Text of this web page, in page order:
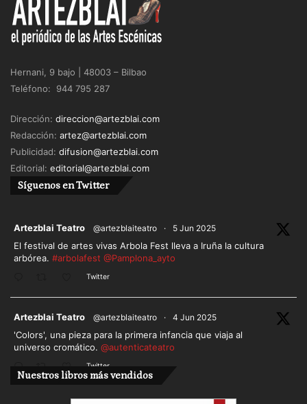
Hernani, 9 bajo | 48003 – Bilbao
Teléfono: 944 795 287
Dirección: direccion@artezblai.com
Redacción: artez@artezblai.com
Publicidad: difusion@artezblai.com
Editorial: editorial@artezblai.com
Síguenos en Twitter
Artezblai Teatro @artezblaiteatro · 5 Jun 2025
El festival de artes vivas Arbola Fest lleva a Iruña la cultura
arbórea. #arbolafest @Pamplona_ayto
Twitter
Artezblai Teatro @artezblaiteatro · 4 Jun 2025
'Colors', una pieza para la primera infancia que viaja al
universo cromático. @autenticateatro
Twitter
Cargar más
Nuestros libros más vendidos